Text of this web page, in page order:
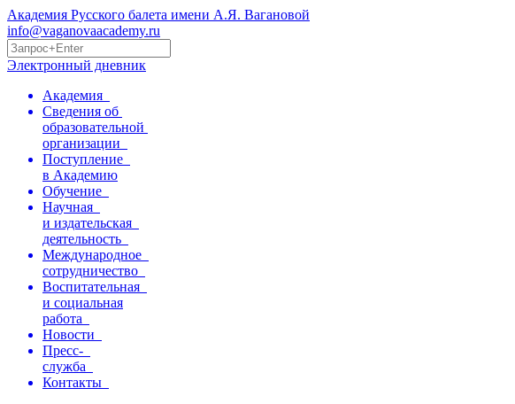
Академия Русского балета имени А.Я. Вагановой
info@vaganovaacademy.ru
Электронный дневник
Академия
Сведения об
образовательной
организации
Поступление
в Академию
Обучение
Научная
и издательская
деятельность
Международное
сотрудничество
Воспитательная
и социальная
работа
Новости
Пресс-
служба
Контакты